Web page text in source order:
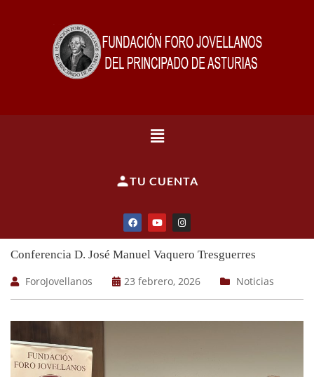
TU CUENTA
Conferencia D. José Manuel Vaquero Tresguerres
ForoJovellanos
23 febrero, 2026 Noticias